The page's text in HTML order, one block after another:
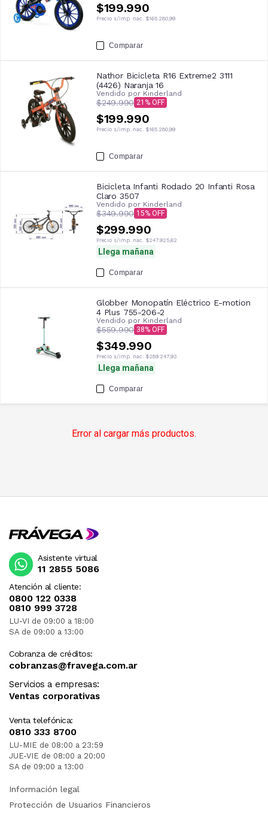
$199.990
Precio s/imp. nac. $165.280,99
Comparar
Nathor Bicicleta R16 Extreme2 3111
(4426) Naranja 16
Vendido por Kinderland
$249.990 21
$199.990
Precio s/imp. nac. $165.280,99
Comparar
Bicicleta Infanti Rodado 20 Infanti Rosa
Claro 3507
Vendido por Kinderland
$349.990 15
$299.990
Precio s/imp. nac. $247.925,62
Llega mañana
Comparar
Globber Monopatín Eléctrico E-motion
4 Plus 755-206-2
Vendido por Kinderland
$559.990 38
$349.990
Precio s/imp. nac. $289.247,93
Llega mañana
Comparar
Error al cargar más productos.
Atención al cliente:
0800 122 0338
0810 999 3728
LU-VI de 09:00 a 18:00
SA de 09:00 a 13:00
Cobranza de créditos:
cobranzas@fravega.com.ar
Servicios a empresas:
Ventas corporativas
Venta telefónica:
0810 333 8700
LU-MIE de 08:00 a 23:59
JUE-VIE de 08:00 a 20:00
SA de 09:00 a 13:00
Asistente virtual
11 2855 5086
Información legal
Protección de Usuarios Financieros